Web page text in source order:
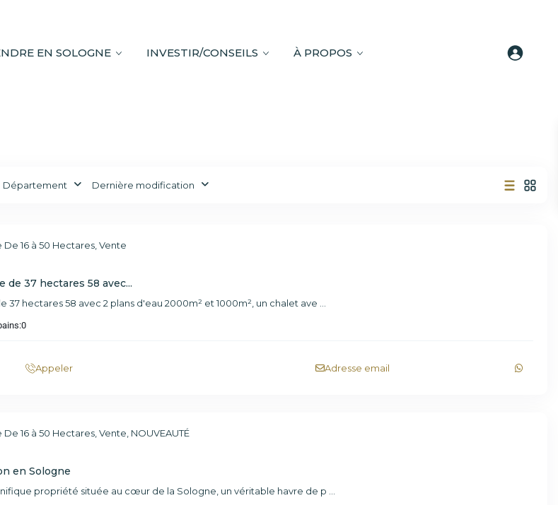
EN SOLOGNE INVESTIR/CONSEILS À PROPOS
Département Dernière modification
16 à 50 Hectares Vente
de 37 hectares 58 avec...
37 hectares 58 avec 2 plans d'eau 2000m² et 1000m², un chalet ave
0
Appeler Adresse email
16 à 50 Hectares Vente NOUVEAUTÉ
en Sologne
propriété située au cœur de la Sologne, un véritable havre de p